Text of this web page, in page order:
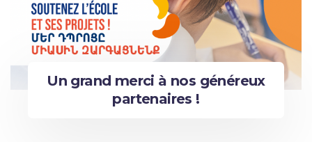
Un grand merci à nos généreux
partenaires !